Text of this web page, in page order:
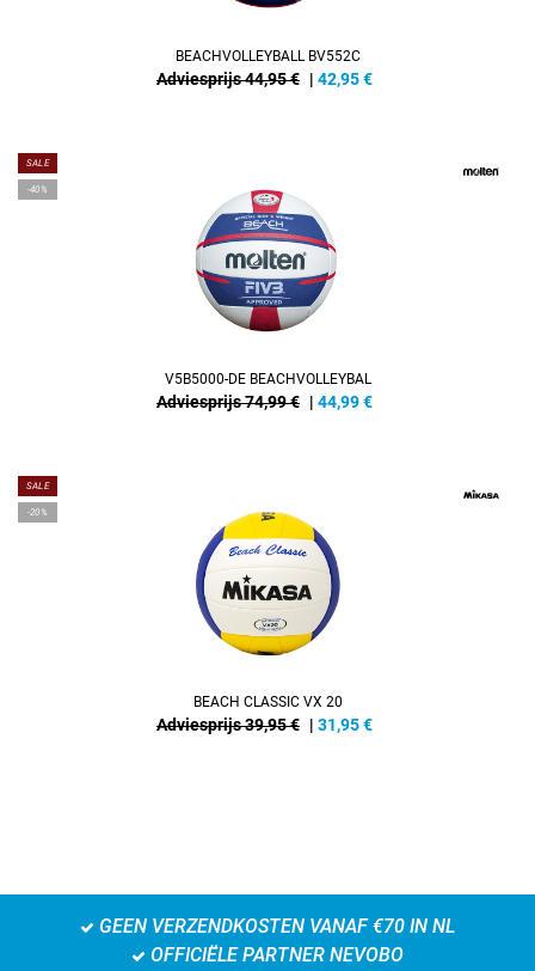
BEACHVOLLEYBALL BV552C
Adviesprijs 44,95 € | 42,95€
SALE
-40%
V5B5000-DE BEACHVOLLEYBAL
Adviesprijs 74,99 € | 44,99€
SALE
-20%
BEACH CLASSIC VX 20
Adviesprijs 39,95 € | 31,95€
GEEN VERZENDKOSTEN VANAF €70 IN NL
OFFICIËLE PARTNER NEVOBO